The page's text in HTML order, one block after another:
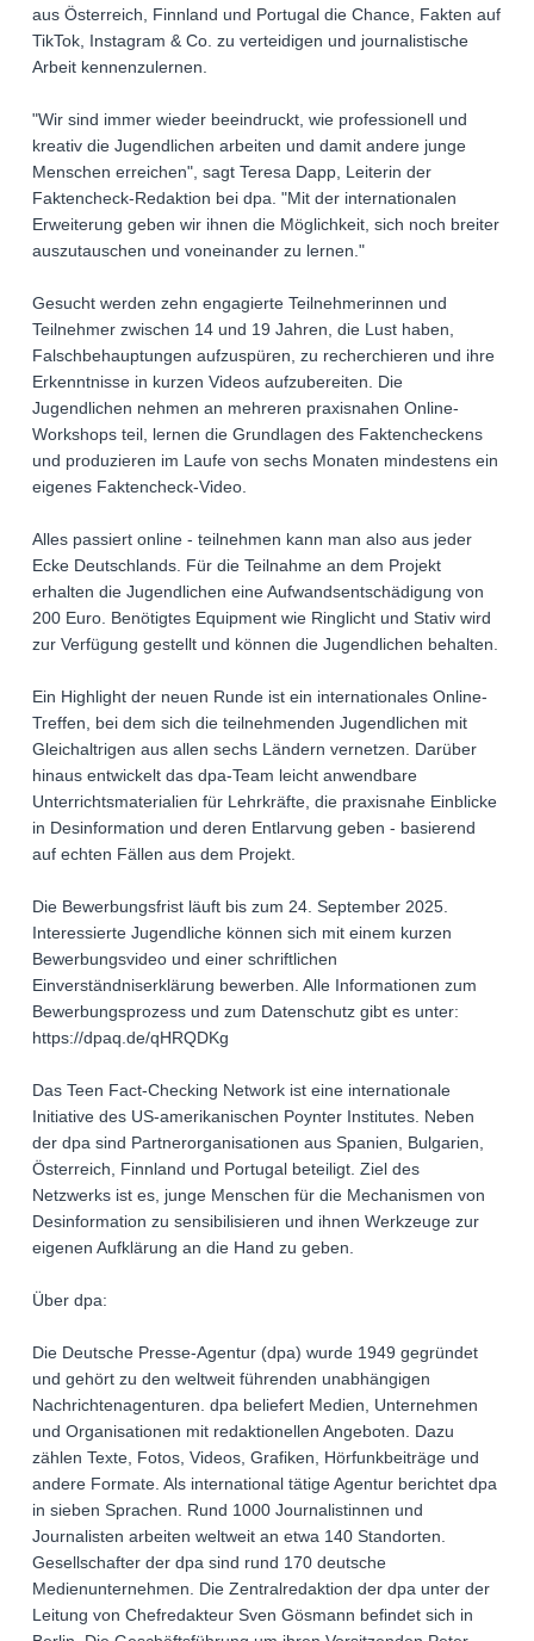
aus Österreich, Finnland und Portugal die Chance, Fakten auf
TikTok, Instagram & Co. zu verteidigen und journalistische
Arbeit kennenzulernen.
"Wir sind immer wieder beeindruckt, wie professionell und
kreativ die Jugendlichen arbeiten und damit andere junge
Menschen erreichen", sagt Teresa Dapp, Leiterin der
Faktencheck-Redaktion bei dpa. "Mit der internationalen
Erweiterung geben wir ihnen die Möglichkeit, sich noch breiter
auszutauschen und voneinander zu lernen."
Gesucht werden zehn engagierte Teilnehmerinnen und
Teilnehmer zwischen 14 und 19 Jahren, die Lust haben,
Falschbehauptungen aufzuspüren, zu recherchieren und ihre
Erkenntnisse in kurzen Videos aufzubereiten. Die
Jugendlichen nehmen an mehreren praxisnahen Online-
Workshops teil, lernen die Grundlagen des Faktencheckens
und produzieren im Laufe von sechs Monaten mindestens ein
eigenes Faktencheck-Video.
Alles passiert online - teilnehmen kann man also aus jeder
Ecke Deutschlands. Für die Teilnahme an dem Projekt
erhalten die Jugendlichen eine Aufwandsentschädigung von
200 Euro. Benötigtes Equipment wie Ringlicht und Stativ wird
zur Verfügung gestellt und können die Jugendlichen behalten.
Ein Highlight der neuen Runde ist ein internationales Online-
Treffen, bei dem sich die teilnehmenden Jugendlichen mit
Gleichaltrigen aus allen sechs Ländern vernetzen. Darüber
hinaus entwickelt das dpa-Team leicht anwendbare
Unterrichtsmaterialien für Lehrkräfte, die praxisnahe Einblicke
in Desinformation und deren Entlarvung geben - basierend
auf echten Fällen aus dem Projekt.
Die Bewerbungsfrist läuft bis zum 24. September 2025.
Interessierte Jugendliche können sich mit einem kurzen
Bewerbungsvideo und einer schriftlichen
Einverständniserklärung bewerben. Alle Informationen zum
Bewerbungsprozess und zum Datenschutz gibt es unter:
https://dpaq.de/qHRQDKg
Das Teen Fact-Checking Network ist eine internationale
Initiative des US-amerikanischen Poynter Institutes. Neben
der dpa sind Partnerorganisationen aus Spanien, Bulgarien,
Österreich, Finnland und Portugal beteiligt. Ziel des
Netzwerks ist es, junge Menschen für die Mechanismen von
Desinformation zu sensibilisieren und ihnen Werkzeuge zur
eigenen Aufklärung an die Hand zu geben.
Über dpa:
Die Deutsche Presse-Agentur (dpa) wurde 1949 gegründet
und gehört zu den weltweit führenden unabhängigen
Nachrichtenagenturen. dpa beliefert Medien, Unternehmen
und Organisationen mit redaktionellen Angeboten. Dazu
zählen Texte, Fotos, Videos, Grafiken, Hörfunkbeiträge und
andere Formate. Als international tätige Agentur berichtet dpa
in sieben Sprachen. Rund 1000 Journalistinnen und
Journalisten arbeiten weltweit an etwa 140 Standorten.
Gesellschafter der dpa sind rund 170 deutsche
Medienunternehmen. Die Zentralredaktion der dpa unter der
Leitung von Chefredakteur Sven Gösmann befindet sich in